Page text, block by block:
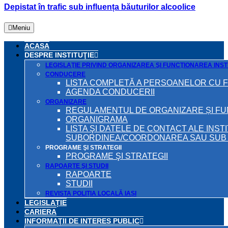
Depistat în trafic sub influența băuturilor alcoolice
Meniu
ACASA
DESPRE INSTITUŢIE
LEGISLAŢIE PRIVIND ORGANIZAREA ŞI FUNCŢIONAREA
CONDUCERE
LISTA COMPLETĂ A PERSOANELOR CU
AGENDA CONDUCERII
ORGANIZARE
REGULAMENTUL DE ORGANIZARE ȘI
ORGANIGRAMA
LISTA ŞI DATELE DE CONTACT ALE
SUBORDINEA/COORDONAREA SAU
PROGRAME ŞI STRATEGII
PROGRAME ŞI STRATEGII
RAPOARTE ŞI STUDII
RAPOARTE
STUDII
REVISTA POLIȚIA LOCALĂ IAȘI
LEGISLAȚIE
CARIERA
INFORMAŢII DE INTERES PUBLIC